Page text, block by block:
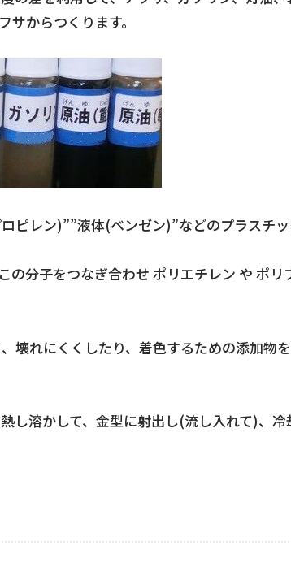
からつくります。
ピレン)””液体(ベンゼン)”などのプラスチ
分子をつなぎ合わせ ポリエチレン や ポリ
壊れにくくしたり、着色するための添加物
し溶かして、金型に射出し(流し入れて)、